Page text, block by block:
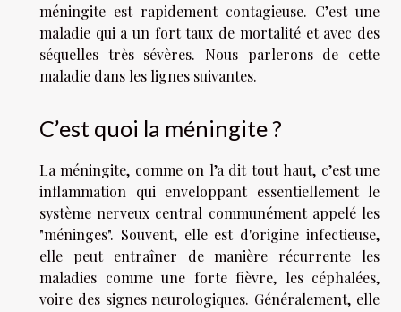
méningite est rapidement contagieuse. C’est une
maladie qui a un fort taux de mortalité et avec des
séquelles très sévères. Nous parlerons de cette
maladie dans les lignes suivantes.
C’est quoi la méningite ?
La méningite, comme on l’a dit tout haut, c’est une
inflammation qui enveloppant essentiellement le
système nerveux central communément appelé les
"méninges". Souvent, elle est d'origine infectieuse,
elle peut entraîner de manière récurrente les
maladies comme une forte fièvre, les céphalées,
voire des signes neurologiques. Généralement, elle